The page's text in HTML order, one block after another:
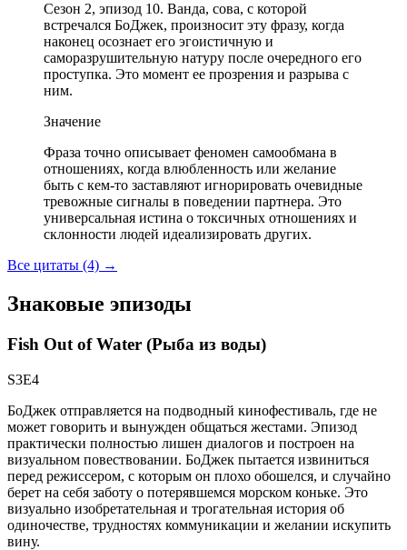
Сезон 2, эпизод 10. Ванда, сова, с которой
встречался БоДжек, произносит эту фразу, когда
наконец осознает его эгоистичную и
саморазрушительную натуру после очередного его
проступка. Это момент ее прозрения и разрыва с
ним.
Значение
Фраза точно описывает феномен самообмана в
отношениях, когда влюбленность или желание
быть с кем-то заставляют игнорировать очевидные
тревожные сигналы в поведении партнера. Это
универсальная истина о токсичных отношениях и
склонности людей идеализировать других.
Все цитаты (4) →
Знаковые эпизоды
Fish Out of Water (Рыба из воды)
S3E4
БоДжек отправляется на подводный кинофестиваль, где не
может говорить и вынужден общаться жестами. Эпизод
практически полностью лишен диалогов и построен на
визуальном повествовании. БоДжек пытается извиниться
перед режиссером, с которым он плохо обошелся, и случайно
берет на себя заботу о потерявшемся морском коньке. Это
визуально изобретательная и трогательная история об
одиночестве, трудностях коммуникации и желании искупить
вину.